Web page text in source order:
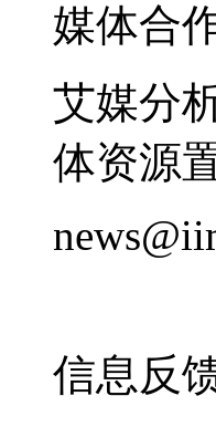
媒体合
艾媒分
体资源
信息反